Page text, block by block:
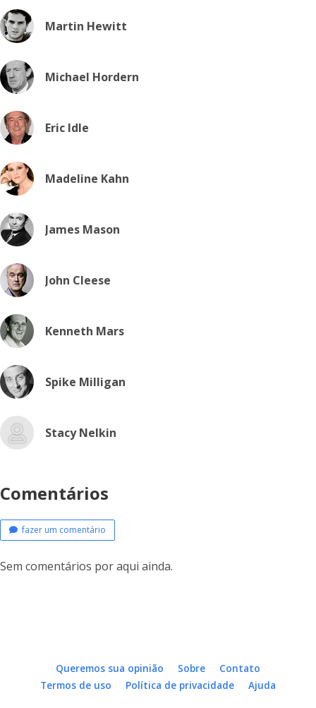
Martin Hewitt
Michael Hordern
Eric Idle
Madeline Kahn
James Mason
John Cleese
Kenneth Mars
Spike Milligan
Stacy Nelkin
Comentários
fazer um comentário
Sem comentários por aqui ainda.
Queremos sua opinião Sobre
Contato
Termos de uso
Política de privacidade Ajuda